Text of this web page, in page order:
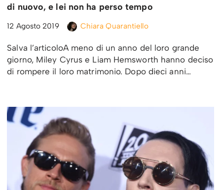
di nuovo, e lei non ha perso tempo
12 Agosto 2019 Chiara Quarantiello
Salva l’articoloA meno di un anno del loro grande
giorno, Miley Cyrus e Liam Hemsworth hanno deciso
di rompere il loro matrimonio. Dopo dieci anni…